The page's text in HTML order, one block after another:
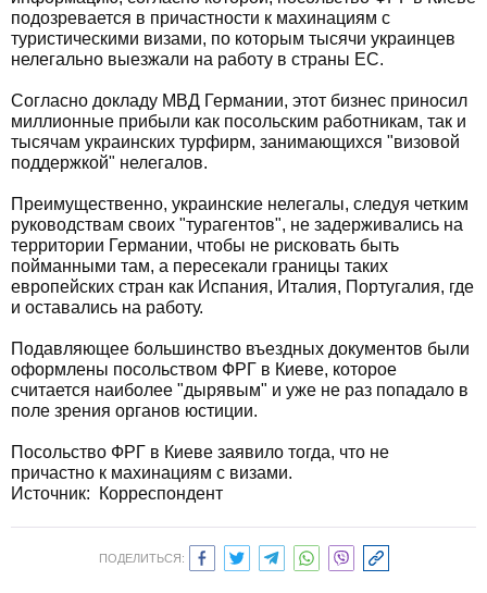
подозревается в причастности к махинациям с
туристическими визами, по которым тысячи украинцев
нелегально выезжали на работу в страны ЕС.
Согласно докладу МВД Германии, этот бизнес приносил
миллионные прибыли как посольским работникам, так и
тысячам украинских турфирм, занимающихся "визовой
поддержкой" нелегалов.
Преимущественно, украинские нелегалы, следуя четким
руководствам своих "турагентов", не задерживались на
территории Германии, чтобы не рисковать быть
пойманными там, а пересекали границы таких
европейских стран как Испания, Италия, Португалия, где
и оставались на работу.
Подавляющее большинство въездных документов были
оформлены посольством ФРГ в Киеве, которое
считается наиболее "дырявым" и уже не раз попадало в
поле зрения органов юстиции.
Посольство ФРГ в Киеве заявило тогда, что не
причастно к махинациям с визами.
Источник:
Корреспондент
ПОДЕЛИТЬСЯ: